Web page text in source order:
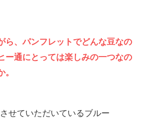
ら、パンフレットでどんな豆なの
ー通にとっては楽しみの一つなの
せていただいているブルー